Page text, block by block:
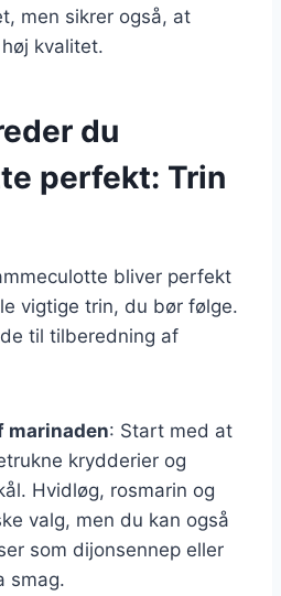
men sikrer også, at
kvalitet.
du
perfekt: Trin
bliver perfekt
vigtige trin, du bør følge.
til tilberedning af
marinaden: Start med at
krydderier og
Hvidløg, rosmarin og
valg, men du kan også
som dijonsennep eller
smag.